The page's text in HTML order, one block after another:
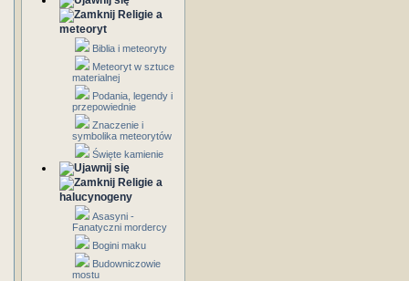
Religie a
meteoryt
Biblia i meteoryty
Meteoryt w sztuce
materialnej
Podania, legendy i
przepowiednie
Znaczenie i
symbolika meteorytów
Święte kamienie
Religie a
halucynogeny
Asasyni -
Fanatyczni mordercy
Bogini maku
Budowniczowie
mostu